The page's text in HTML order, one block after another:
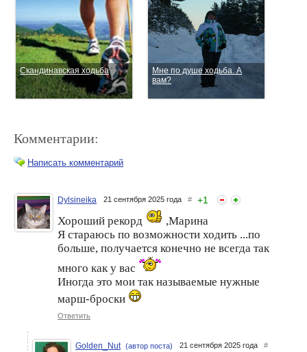
Скандинавская ходьба
Мне по душе ходьба. А
вам?
Анна Седокова
призналась, что миллиона
рублей на месяц ей не
Как 10 благодарностей в
день изменили мою жизнь.
Комментарии:
Написать комментарий
Dylsineika 21 сентября 2025 года # +1
Хороший рекорд
,Марина
Я стараюсь по возможности ходить ...по
больше, получается конечно не всегда так
много как у вас
Иногда это мои так называемые нужные
марш-броски
Ответить
Golden_Nut (автор поста) 21 сентября 2025 года #